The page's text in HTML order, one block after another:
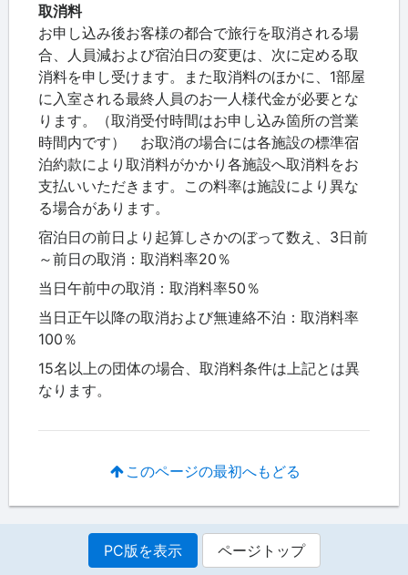
取消料
お申し込み後お客様の都合で旅行を取消される場
合、人員減および宿泊日の変更は、次に定める取
消料を申し受けます。また取消料のほかに、1部屋
に入室される最終人員のお一人様代金が必要とな
ります。（取消受付時間はお申し込み箇所の営業
時間内です） お取消の場合には各施設の標準宿
泊約款により取消料がかかり各施設へ取消料をお
支払いいただきます。この料率は施設により異な
る場合があります。
宿泊日の前日より起算しさかのぼって数え、3日前
～前日の取消：取消料率20％
当日午前中の取消：取消料率50％
当日正午以降の取消および無連絡不泊：取消料率
100％
15名以上の団体の場合、取消料条件は上記とは異
なります。
このページの最初へもどる
PC版を表示 ページトップ